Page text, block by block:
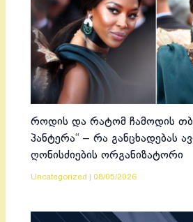
როდის და რატომ ჩამოდის
პანტერა“ – რა განცხადებას
ღონისძიების ორგანიზატორი
Uncategorized 08/05/2026